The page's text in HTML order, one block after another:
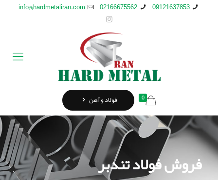
09121637853
02166675562
info@hardmetaliran.com
0 فولاد و آهن
فروش فولاد تندبر